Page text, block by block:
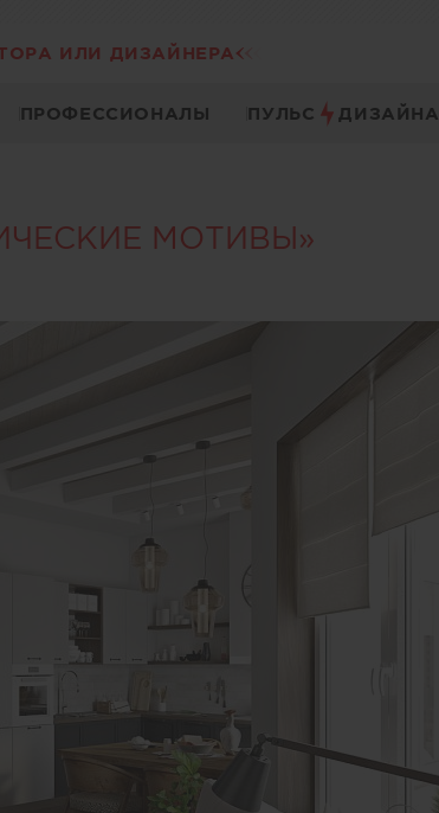
ИЛИ ДИЗАЙНЕРА
ПРОФЕССИОНАЛЫ ПУЛЬС ДИЗАЙНА
МОТИВЫ»